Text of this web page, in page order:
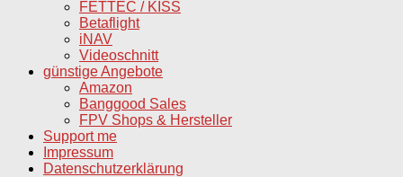
FETTEC / KISS
Betaflight
iNAV
Videoschnitt
günstige Angebote
Amazon
Banggood Sales
FPV Shops & Hersteller
Support me
Impressum
Datenschutzerklärung